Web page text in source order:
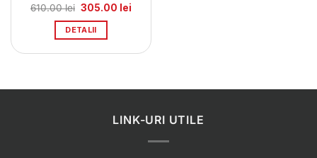
610.00lei Prețul
a
fost:
305.00 lei
DETALII
LINK-URI UTILE